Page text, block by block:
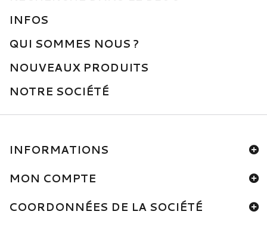
INFOS
QUI SOMMES NOUS ?
NOUVEAUX PRODUITS
NOTRE SOCIÉTÉ
INFORMATIONS
MON COMPTE
COORDONNÉES DE LA SOCIÉTÉ